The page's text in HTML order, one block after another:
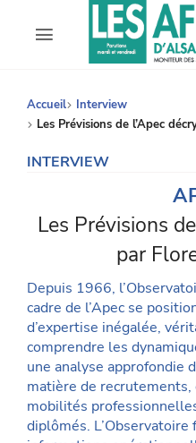
AFDAL - Les
Accueil
Interview
Les Prévisions de l’Apec
INTERVIEW
Les Prévisions
par
Depuis 1966,
cadre de l’Apec se
d’expertise inégalée,
comprendre les
une analyse approfondie
matière de
mobilités
diplômés.